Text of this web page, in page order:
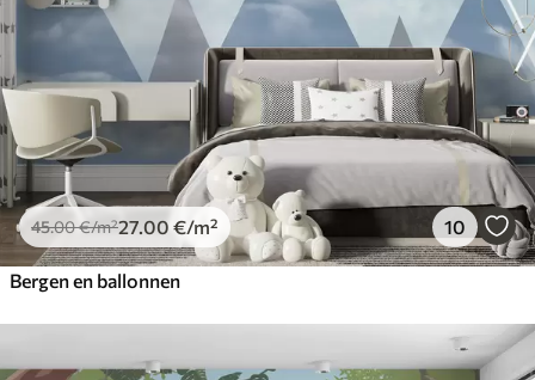
45.00€/m²27 .00 €/m² 10
Bergen en ballonnen